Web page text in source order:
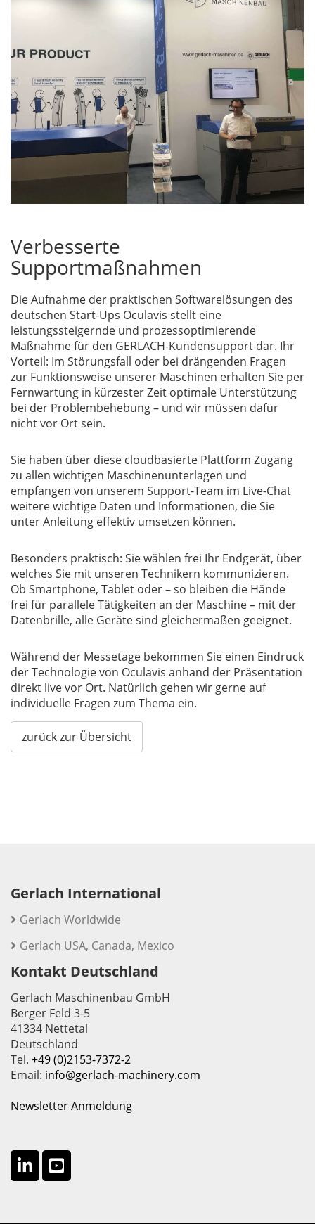
Verbesserte
Supportmaßnahmen
Die Aufnahme der praktischen Softwarelösungen des
deutschen Start-Ups Oculavis stellt eine
leistungssteigernde und prozessoptimierende
Maßnahme für den GERLACH-Kundensupport dar. Ihr
Vorteil: Im Störungsfall oder bei drängenden Fragen
zur Funktionsweise unserer Maschinen erhalten Sie per
Fernwartung in kürzester Zeit optimale Unterstützung
bei der Problembehebung – und wir müssen dafür
nicht vor Ort sein.
Sie haben über diese cloudbasierte Plattform Zugang
zu allen wichtigen Maschinenunterlagen und
empfangen von unserem Support-Team im Live-Chat
weitere wichtige Daten und Informationen, die Sie
unter Anleitung effektiv umsetzen können.
Besonders praktisch: Sie wählen frei Ihr Endgerät, über
welches Sie mit unseren Technikern kommunizieren.
Ob Smartphone, Tablet oder – so bleiben die Hände
frei für parallele Tätigkeiten an der Maschine – mit der
Datenbrille, alle Geräte sind gleichermaßen geeignet.
Während der Messetage bekommen Sie einen Eindruck
der Technologie von Oculavis anhand der Präsentation
direkt live vor Ort. Natürlich gehen wir gerne auf
individuelle Fragen zum Thema ein.
zurück zur Übersicht
Gerlach International
Gerlach Worldwide
Gerlach USA, Canada, Mexico
Kontakt Deutschland
Gerlach Maschinenbau GmbH
Berger Feld 3-5
41334 Nettetal
Deutschland
Tel. +49 (0)2153-7372-2
Email: info@gerlach-machinery.com
Newsletter Anmeldung